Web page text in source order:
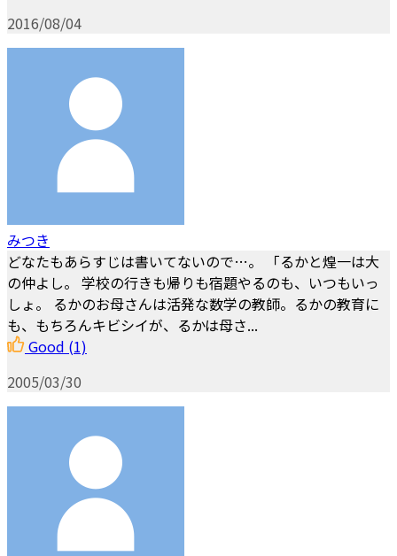
2016/08/04
みつき
どなたもあらすじは書いてないので…。 「るかと煌一は大
の仲よし。 学校の行きも帰りも宿題やるのも、いつもいっ
しょ。 るかのお母さんは活発な数学の教師。るかの教育に
も、もちろんキビシイが、るかは母さ...
Good (1)
2005/03/30